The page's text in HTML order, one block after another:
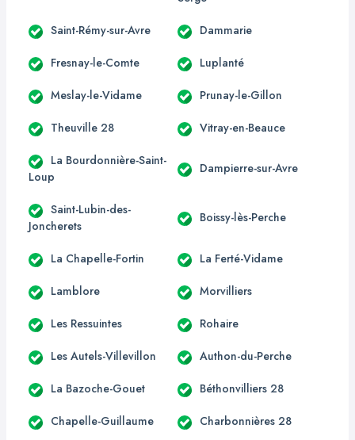
Saint-Rémy-sur-Avre Dammarie
Fresnay-le-Comte Luplanté
Meslay-le-Vidame Prunay-le-Gillon
Theuville 28 Vitray-en-Beauce
La Bourdonnière-Saint-
Loup
Dampierre-sur-Avre
Saint-Lubin-des-
Joncherets
Boissy-lès-Perche
La Chapelle-Fortin La Ferté-Vidame
Lamblore Morvilliers
Les Ressuintes Rohaire
Les Autels-Villevillon Authon-du-Perche
La Bazoche-Gouet Béthonvilliers 28
Chapelle-Guillaume Charbonnières 28